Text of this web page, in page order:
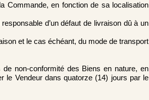
Commande, en fonction de sa localisation
d’un défaut de livraison dû à un
et le cas échéant, du mode de transport
non-conformité des Biens en nature, en
le Vendeur dans quatorze (14) jours par le